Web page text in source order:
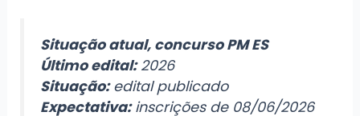
Situação atual, concurso PM ES
Último edital:2026
Situação:edital publicado
Expectativa:inscrições de 08/06/2026